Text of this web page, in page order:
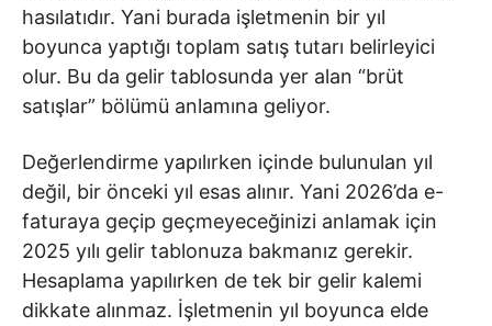
hasılatıdır. Yani burada işletmenin bir yıl
boyunca yaptığı toplam satış tutarı belirleyici
olur. Bu da gelir tablosunda yer alan “brüt
satışlar” bölümü anlamına geliyor.
Değerlendirme yapılırken içinde bulunulan yıl
değil, bir önceki yıl esas alınır. Yani 2026’da e-
faturaya geçip geçmeyeceğinizi anlamak için
2025 yılı gelir tablonuza bakmanız gerekir.
Hesaplama yapılırken de tek bir gelir kalemi
dikkate alınmaz. İşletmenin yıl boyunca elde